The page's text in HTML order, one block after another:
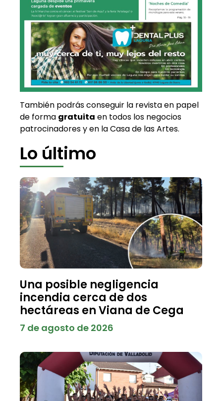
También podrás conseguir la revista en papel
de forma gratuita en todos los negocios
patrocinadores y en la Casa de las Artes.
Lo último
Una posible negligencia
incendia cerca de dos
hectáreas en Viana de Cega
7 de agosto de 2026